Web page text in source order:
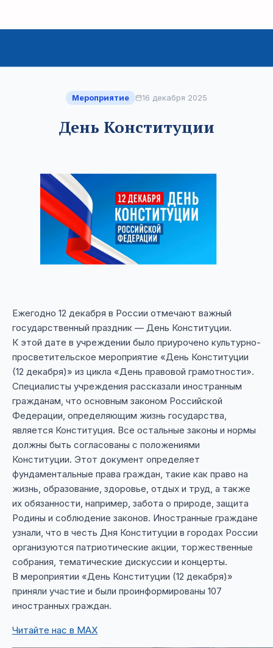
Мероприятие 16 декабря 2025
День Конституции
Ежегодно 12 декабря в России отмечают важный
государственный праздник — День Конституции.
К этой дате в учреждении было приурочено культурно-
просветительское мероприятие «День Конституции
(12 декабря)» из цикла «День правовой грамотности».
Специалисты учреждения рассказали иностранным
гражданам, что основным законом Российской
Федерации, определяющим жизнь государства,
является Конституция. Все остальные законы и нормы
должны быть согласованы с положениями
Конституции. Этот документ определяет
фундаментальные права граждан, такие как право на
жизнь, образование, здоровье, отдых и труд, а также
их обязанности, например, забота о природе, защита
Родины и соблюдение законов. Иностранные граждане
узнали, что в честь Дня Конституции в городах России
организуются патриотические акции, торжественные
собрания, тематические дискуссии и концерты.
В мероприятии «День Конституции (12 декабря)»
приняли участие и были проинформированы 107
иностранных граждан.
Читайте нас в MAX